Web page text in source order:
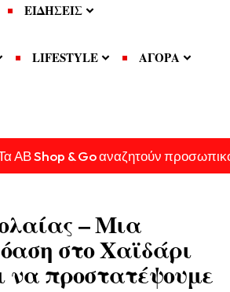
ΕΙΔΗΣΕΙΣ
LIFESTYLE ΑΓΟΡΑ
ΑΒ Shop & Go αναζητούν
– Μια
στο Χαϊδάρι
να προστατέψουμε